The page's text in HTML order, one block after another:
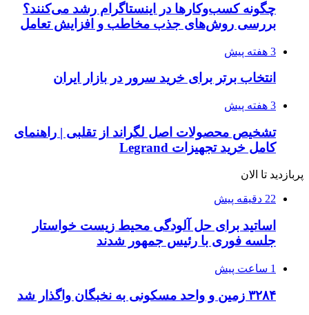
چگونه کسب‌وکارها در اینستاگرام رشد می‌کنند؟
بررسی روش‌های جذب مخاطب و افزایش تعامل
3 هفته پیش
انتخاب برتر برای خرید سرور در بازار ایران
3 هفته پیش
تشخیص محصولات اصل لگراند از تقلبی | راهنمای
کامل خرید تجهیزات Legrand
پربازدید تا الان
22 دقیقه پیش
اساتید برای حل آلودگی محیط زیست خواستار
جلسه فوری با رئیس جمهور شدند
1 ساعت پیش
۳۲۸۴ زمین و واحد مسکونی به نخبگان واگذار شد